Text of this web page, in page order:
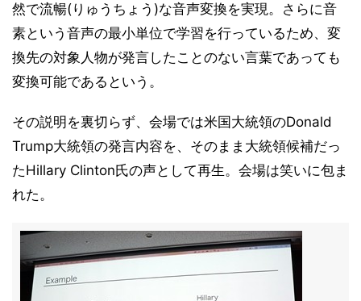
然で流暢(りゅうちょう)な音声変換を実現。さらに音
素という音声の最小単位で学習を行っているため、変
換先の対象人物が発言したことのない言葉であっても
変換可能であるという。
その説明を裏切らず、会場では米国大統領のDonald
Trump大統領の発言内容を、そのまま大統領候補だっ
たHillary Clinton氏の声として再生。会場は笑いに包ま
れた。